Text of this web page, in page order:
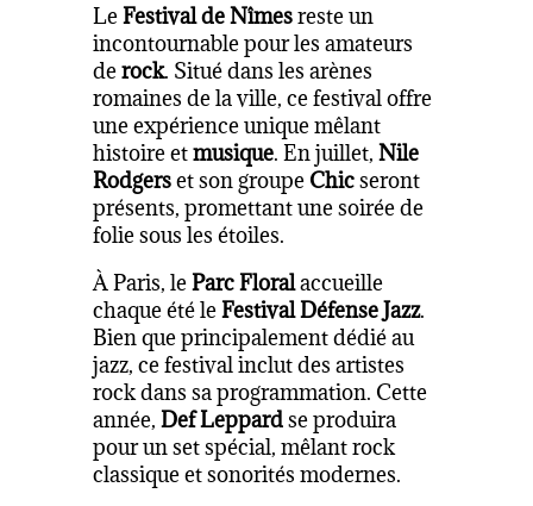
LeFestival de Nîmesreste un
incontournable pour les amateurs
derock. Situé dans les arènes
romaines de la ville, ce festival offre
une expérience unique mêlant
histoire etmusique. En juillet,Nile
Rodgerset son groupe Chicseront
présents, promettant une soirée de
folie sous les étoiles.
À Paris, leParc Floralaccueille
chaque été leFestival Défense Jazz.
Bien que principalement dédié au
jazz, ce festival inclut des artistes
rock dans sa programmation. Cette
année,Def Leppardse produira
pour un set spécial, mêlant rock
classique et sonorités modernes.